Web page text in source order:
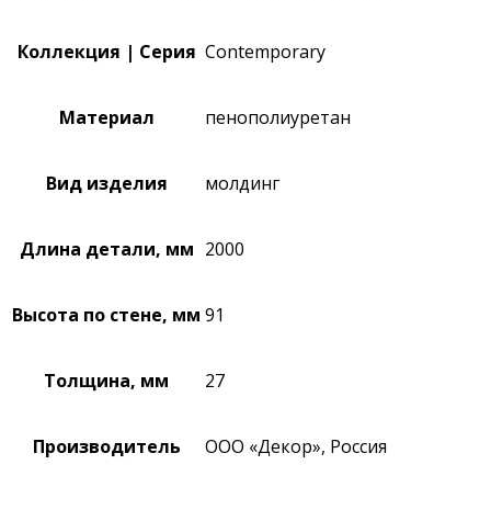
Коллекция | Серия Contemporary
Материал пенополиуретан
Вид изделия молдинг
Длина детали, мм 2000
Высота по стене, мм 91
Толщина, мм 27
Производитель ООО «Декор», Россия